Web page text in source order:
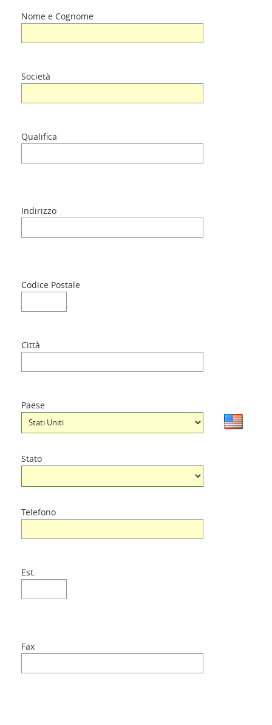
Prodotti
Presentazione
Contatti
Lingua
Nome e Cognome
Società
Qualifica
Indirizzo
Codice Postale
Città
Paese
Stato
Telefono
Est.
Fax